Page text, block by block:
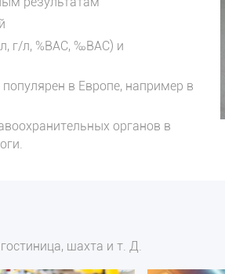
г/л, %BAC, ‰BAC) и
в Европе, например в
органов в
шахта и т. Д.